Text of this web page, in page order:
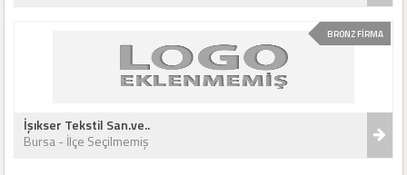
BRONZ FİRMA
İşıkser Tekstil San.ve..
Bursa - İlçe Seçilmemiş